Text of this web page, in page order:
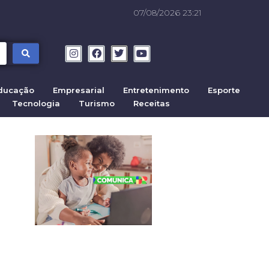
07/08/2026 23:21
Empresarial Entretenimento
Esporte
Tecnologia Turismo Receitas